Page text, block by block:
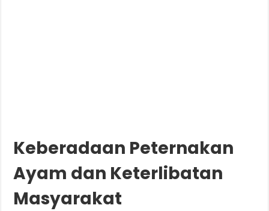
Keberadaan Peternakan
Ayam dan Keterlibatan
Masyarakat